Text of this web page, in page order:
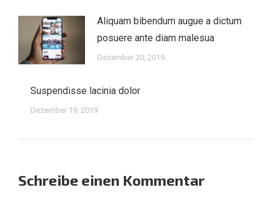
Aliquam bibendum augue a dictum
posuere ante diam malesua
Dezember 20, 2019
Suspendisse lacinia dolor
Dezember 19, 2019
Schreibe einen Kommentar